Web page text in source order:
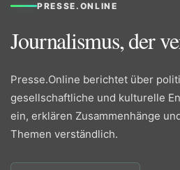
PRESSE.ONLINE
Journalismus, der
Presse.Online berichtet über
gesellschaftliche und kulturelle
ein, erklären Zusammenhänge
Themen verständlich.